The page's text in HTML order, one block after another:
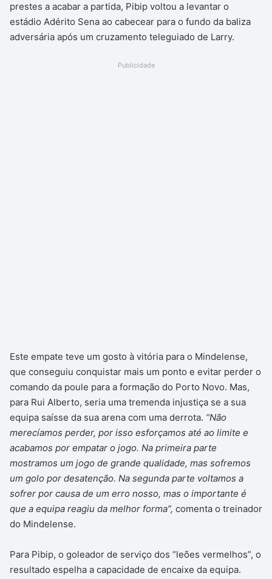
prestes a acabar a partida, Pibip voltou a levantar o
estádio Adérito Sena ao cabecear para o fundo da baliza
adversária após um cruzamento teleguiado de Larry.
Publicidade
Este empate teve um gosto à vitória para o Mindelense,
que conseguiu conquistar mais um ponto e evitar perder o
comando da poule para a formação do Porto Novo. Mas,
para Rui Alberto, seria uma tremenda injustiça se a sua
equipa saísse da sua arena com uma derrota. “Não
merecíamos perder, por isso esforçamos até ao limite e
acabamos por empatar o jogo. Na primeira parte
mostramos um jogo de grande qualidade, mas sofremos
um golo por desatenção. Na segunda parte voltamos a
sofrer por causa de um erro nosso, mas o importante é
que a equipa reagiu da melhor forma”, comenta o treinador
do Mindelense.
Para Pibip, o goleador de serviço dos “leões vermelhos”, o
resultado espelha a capacidade de encaixe da equipa.